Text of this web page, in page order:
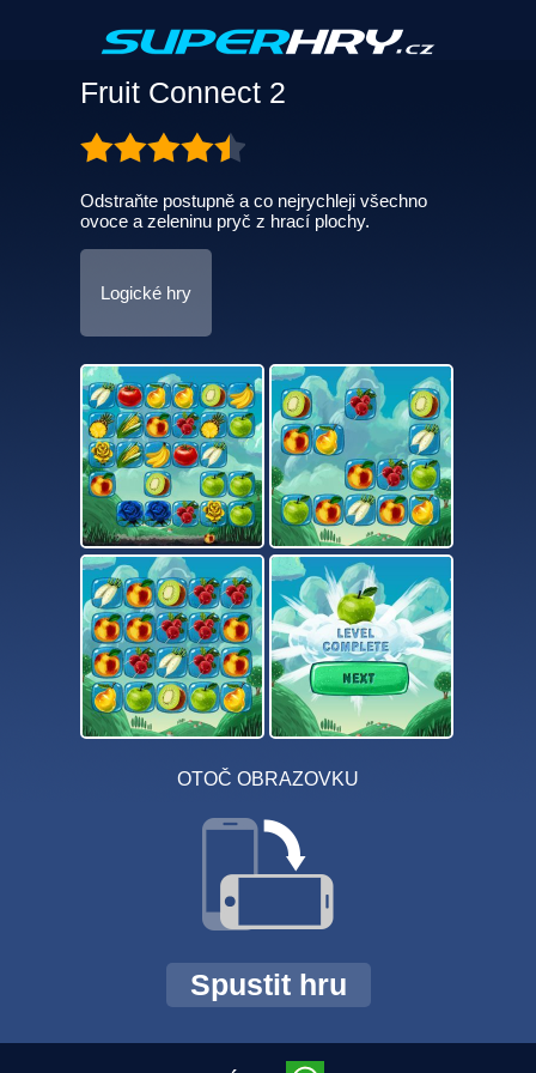
Fruit Connect 2
Odstraňte postupně a co nejrychleji všechno
ovoce a zeleninu pryč z hrací plochy.
Logické hry
OTOČ OBRAZOVKU
Spustit hru